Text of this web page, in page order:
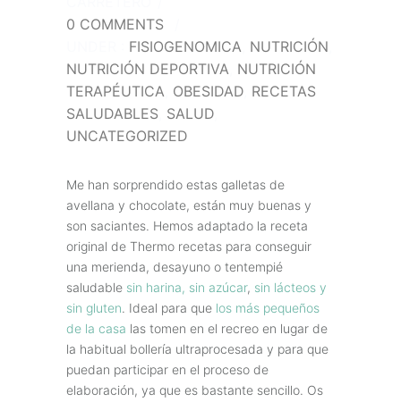
0 COMMENTS
FISIOGENOMICA NUTRICIÓN
NUTRICIÓN DEPORTIVA NUTRICIÓN
TERAPÉUTICA OBESIDAD RECETAS
SALUDABLES SALUD
UNCATEGORIZED
Me han sorprendido estas galletas de
avellana y chocolate, están muy buenas y
son saciantes. Hemos adaptado la receta
original de Thermo recetas para conseguir
una merienda, desayuno o tentempié
saludable sin harina, sin azúcar, sin lácteos y
sin gluten. Ideal para que los más pequeños
de la casa las tomen en el recreo en lugar de
la habitual bollería ultraprocesada y para que
puedan participar en el proceso de
elaboración, ya que es bastante sencillo. Os